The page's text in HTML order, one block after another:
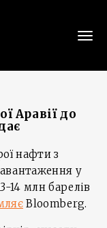
Аравії до
нафти з
у
14 млн барелів
Bloomberg.